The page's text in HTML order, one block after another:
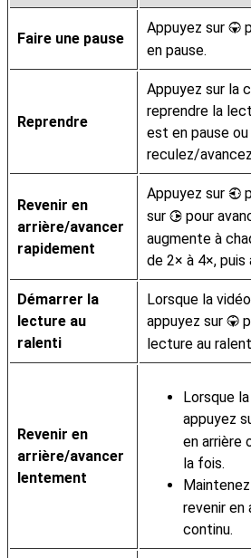
Faire une pause
Appuyez sur 3
en pause.
Reprendre
Appuyez sur la
reprendre la
est en pause
reculez/
Revenir en
arrière/avancer
rapidement
Appuyez sur 4
sur 2 pour
augmente à
de 2× à 4×, puis
Démarrer la
lecture au
ralenti
Lorsque la
appuyez sur 3
lecture au
Revenir en
arrière/avancer
lentement
Lorsque
appuyez
en arrière
la fois.
revenir en
continu.